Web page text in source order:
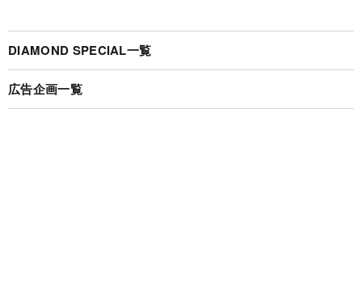
DIAMOND SPECIAL一覧
広告企画一覧